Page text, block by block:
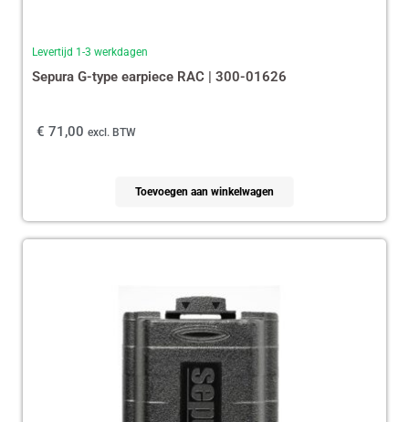
Levertijd 1-3 werkdagen
Sepura G-type earpiece RAC | 300-01626
€ 71,00 excl. BTW
Toevoegen aan winkelwagen